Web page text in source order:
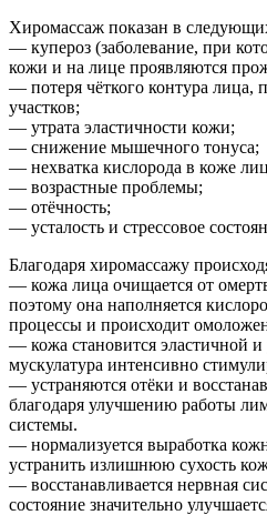
Хиромассаж показан в
— купероз (заболевание, при
кожи и на лице проявляются
— потеря чёткого контура лица,
участков;
— утрата эластичности кожи;
— снижение мышечного тонуса;
— нехватка кислорода в коже
— возрастные проблемы;
— отёчность;
— усталость и стрессовое
Благодаря хиромассажу
— кожа лица очищается от
поэтому она наполняется
процессы и происходит
— кожа становится эластичной и
мускулатура интенсивно
— устраняются отёки и
благодаря улучшению работы
системы.
— нормализуется выработка
устранить излишнюю сухость
— восстанавливается нервная
состояние значительно